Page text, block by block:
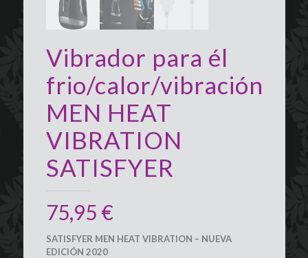
Vibrador para él
frio/calor/vibración
MEN HEAT
VIBRATION
SATISFYER
75,95 €
SATISFYER MEN HEAT VIBRATION – NUEVA
EDICIÓN 2020